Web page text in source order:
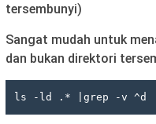
tersembunyi)
Sangat mudah untuk
dan bukan direktori
ls -ld .* |grep -v ^d